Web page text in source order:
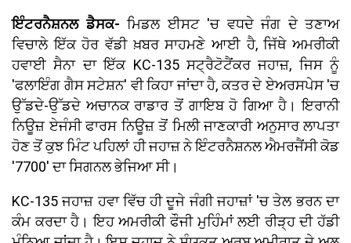
ਇੰਟਰਨੈਸ਼ਨਲ ਡੈਸਕ- ਮਿਡਲ ਈਸਟ 'ਚ ਵਧਦੇ ਜੰਗ ਦੇ ਤਣਾਅ
ਵਿਚਾਲੇ ਇੱਕ ਹੋਰ ਵੱਡੀ ਖ਼ਬਰ ਸਾਹਮਣੇ ਆਈ ਹੈ, ਜਿੱਥੇ ਅਮਰੀਕੀ
ਹਵਾਈ ਸੈਨਾ ਦਾ ਇੱਕ KC-135 ਸਟ੍ਰੈਟੋਟੈਂਕਰ ਜਹਾਜ਼, ਜਿਸ ਨੂੰ
'ਫਲਾਇੰਗ ਗੈਸ ਸਟੇਸ਼ਨ' ਵੀ ਕਿਹਾ ਜਾਂਦਾ ਹੈ, ਕਤਰ ਦੇ ਏਅਰਸਪੇਸ 'ਚ
ਉੱਡਦੇ-ਉੱਡਦੇ ਅਚਾਨਕ ਰਾਡਾਰ ਤੋਂ ਗਾਇਬ ਹੋ ਗਿਆ ਹੈ। ਇਰਾਨੀ
ਨਿਊਜ਼ ਏਜੰਸੀ ਫਾਰਸ ਨਿਊਜ਼ ਤੋਂ ਮਿਲੀ ਜਾਣਕਾਰੀ ਅਨੁਸਾਰ ਲਾਪਤਾ
ਹੋਣ ਤੋਂ ਕੁਝ ਮਿੰਟ ਪਹਿਲਾਂ ਹੀ ਜਹਾਜ਼ ਨੇ ਇੰਟਰਨੈਸ਼ਨਲ ਐਮਰਜੈਂਸੀ ਕੋਡ
'7700' ਦਾ ਸਿਗਨਲ ਭੇਜਿਆ ਸੀ।
KC-135 ਜਹਾਜ਼ ਹਵਾ ਵਿੱਚ ਹੀ ਦੂਜੇ ਜੰਗੀ ਜਹਾਜ਼ਾਂ 'ਚ ਤੇਲ ਭਰਨ ਦਾ
ਕੰਮ ਕਰਦਾ ਹੈ। ਇਹ ਅਮਰੀਕੀ ਫੌਜੀ ਮੁਹਿੰਮਾਂ ਲਈ ਰੀੜ੍ਹ ਦੀ ਹੱਡੀ